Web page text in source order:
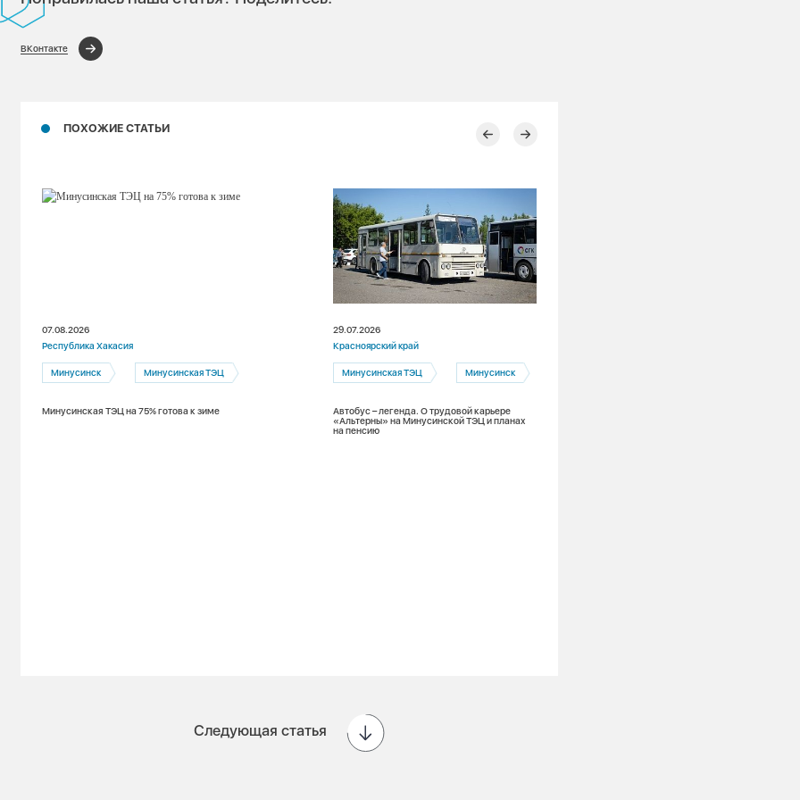
ВКонтакте
ПОХОЖИЕ СТАТЬИ
07.08.2026
Республика Хакасия
Минусинск Минусинская ТЭЦ
Минусинская ТЭЦ на 75% готова к зиме
29.07.2026
Красноярский край
Минусинская ТЭЦ Минусинск
Автобус – легенда. О трудовой карьере
«Альтерны» на Минусинской ТЭЦ и планах
на пенсию
Следующая статья